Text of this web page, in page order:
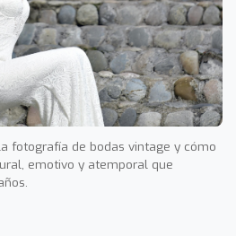
fotografía de bodas vintage y cómo
emotivo y atemporal que